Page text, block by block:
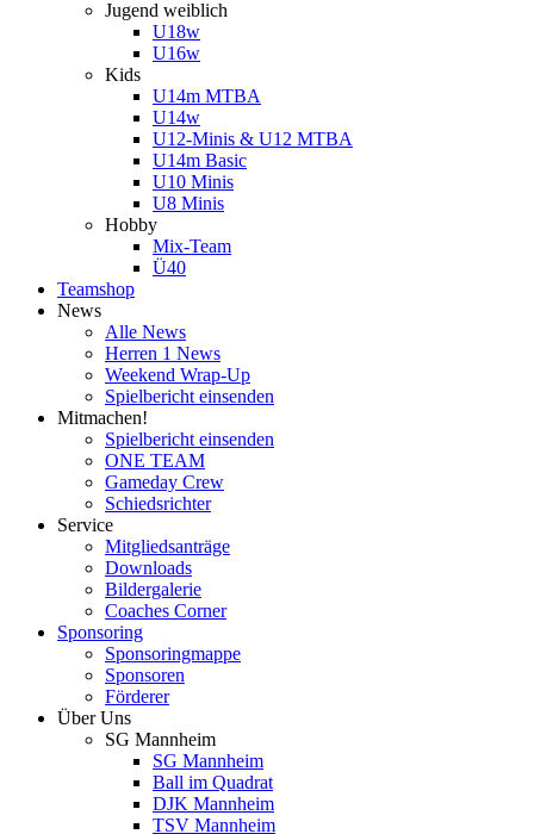
Jugend weiblich
U18w
U16w
Kids
U14m MTBA
U14w
U12-Minis & U12 MTBA
U14m Basic
U10 Minis
U8 Minis
Hobby
Mix-Team
Ü40
Teamshop
News
Alle News
Herren 1 News
Weekend Wrap-Up
Spielbericht einsenden
Mitmachen!
Spielbericht einsenden
ONE TEAM
Gameday Crew
Schiedsrichter
Service
Mitgliedsanträge
Downloads
Bildergalerie
Coaches Corner
Sponsoring
Sponsoringmappe
Sponsoren
Förderer
Über Uns
SG Mannheim
SG Mannheim
Ball im Quadrat
DJK Mannheim
TSV Mannheim